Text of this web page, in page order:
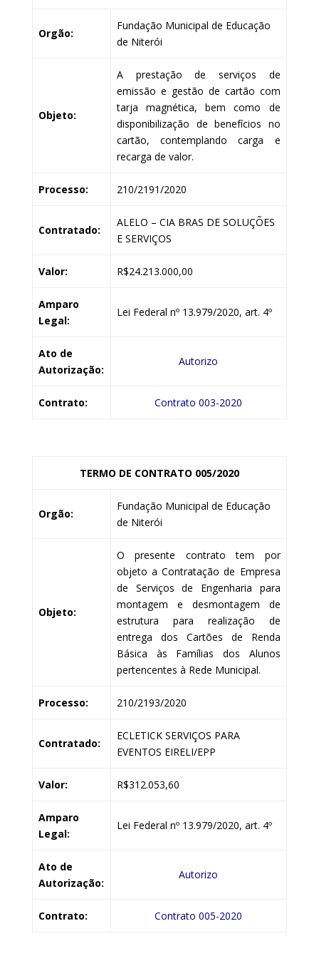
Orgão:
Fundação Municipal de Educação
de Niterói
Objeto:
A prestação de serviços de
emissão e gestão de cartão com
tarja magnética, bem como de
disponibilização de benefícios no
cartão, contemplando carga e
recarga de valor.
Processo: 210/2191/2020
Contratado:
ALELO – CIA BRAS DE SOLUÇÕES
E SERVIÇOS
Valor: R$24.213.000,00
Amparo
Legal:
Lei Federal nº 13.979/2020, art. 4º
Ato de
Autorização:
Autorizo
Contrato: Contrato 003-2020
TERMO DE CONTRATO 005/2020
Orgão:
Fundação Municipal de Educação
de Niterói
Objeto:
O presente contrato tem por
objeto a Contratação de Empresa
de Serviços de Engenharia para
montagem e desmontagem de
estrutura para realização de
entrega dos Cartões de Renda
Básica às Famílias dos Alunos
pertencentes à Rede Municipal.
Processo: 210/2193/2020
Contratado:
ECLETICK SERVIÇOS PARA
EVENTOS EIRELI/EPP
Valor: R$312.053,60
Amparo
Legal:
Lei Federal nº 13.979/2020, art. 4º
Ato de
Autorização:
Autorizo
Contrato: Contrato 005-2020